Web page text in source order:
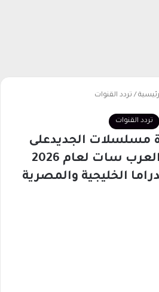
/ تردد القنوات
تردد القنوات
مسلسلات الجديدعلى
النايل سات والعرب سات لعام 2026
الخليجية والمصرية